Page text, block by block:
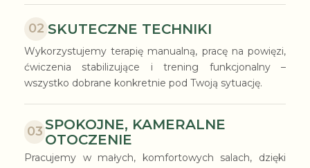
02 SKUTECZNE TECHNIKI
Wykorzystujemy terapię manualną, pracę na powięzi,
ćwiczenia stabilizujące i trening funkcjonalny –
wszystko dobrane konkretnie pod Twoją sytuację.
03 SPOKOJNE, KAMERALNE
OTOCZENIE
Pracujemy w małych, komfortowych salach, dzięki